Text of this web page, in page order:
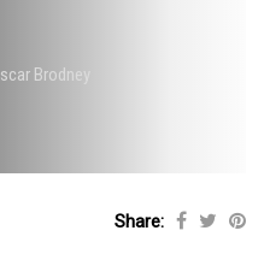
Brodney
Share: